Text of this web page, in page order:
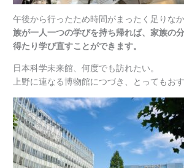
午後から行ったため時間がまったく足りな
族が一人一つの学びを持ち帰れば、家族の
得たり学び直すことができます。
日本科学未来館、何度でも訪れたい。
上野に連なる博物館につづき、とってもおす